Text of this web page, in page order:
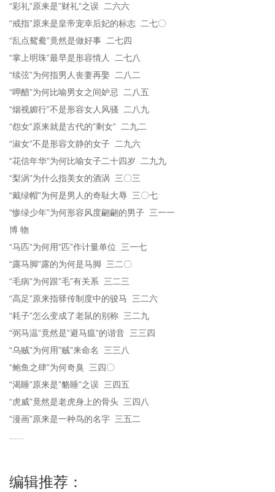
“彩礼”原来是”财礼”之误 二六六
“戒指”原来是皇帝宠幸后妃的标志 二七〇
“乱点鸳鸯”竟然是做好事 二七四
“掌上明珠”最早是形容情人 二七八
“续弦”为何指男人丧妻再娶 二八二
“呷醋”为何比喻男女之间妒忌 二八五
“烟视媚行”不是形容女人风骚 二八九
“怨女”原来就是古代的”剩女” 二九二
“淑女”不是形容文静的女子 二九六
“花信年华”为何比喻女子二十四岁 二九九
“梨涡”为什么指美女的酒涡 三〇三
“戴绿帽”为何是男人的奇耻大辱 三〇七
“惨绿少年”为何形容风度翩翩的男子 三一一
博 物
“马匹”为何用”匹”作计量单位 三一七
“露马脚”露的为何是马脚 三二〇
“毛病”为何跟”毛”有关系 三二三
“高足”原来指驿传制度中的骏马 三二六
“耗子”怎么变成了老鼠的别称 三二九
“弼马温”竟然是”避马瘟”的谐音 三三四
“乌贼”为何用”贼”来命名 三三八
“鲍鱼之肆”为何奇臭 三四〇
“渴睡”原来是”貉睡”之误 三四五
“虎威”竟然是老虎身上的骨头 三四八
“漫画”原来是一种鸟的名字 三五二
编辑推荐：